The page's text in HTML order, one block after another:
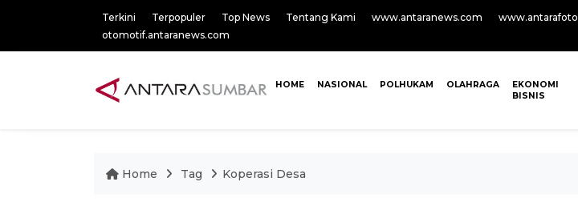
Terkini Terpopuler Top News Tentang Kami www.antaranews.com
otomotif.antaranews.com
HOME NASIONAL POLHUKAM OLAHRAGA
EKONOMI
BISNIS
Home Tag Koperasi Desa